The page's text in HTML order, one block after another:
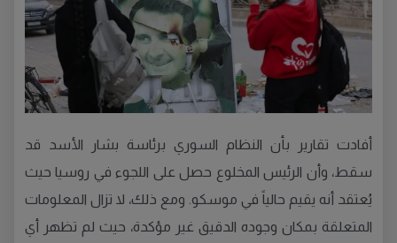
أفادت تقارير بأن النظام السوري برئاسة بشار الأسد قد
سقط، وأن الرئيس المخلوع حصل على اللجوء في روسيا حيث
يُعتقد أنه يقيم حالياً في موسكو. ومع ذلك، لا تزال المعلومات
المتعلقة بمكان وجوده الدقيق غير مؤكدة، حيث لم تظهر أي